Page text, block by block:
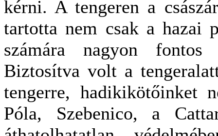
kérni. A tengeren a
tartotta nem csak a hazai
számára nagyon
Biztosítva volt a
tengerre, hadikikötőinket
Póla, Szebenico, a